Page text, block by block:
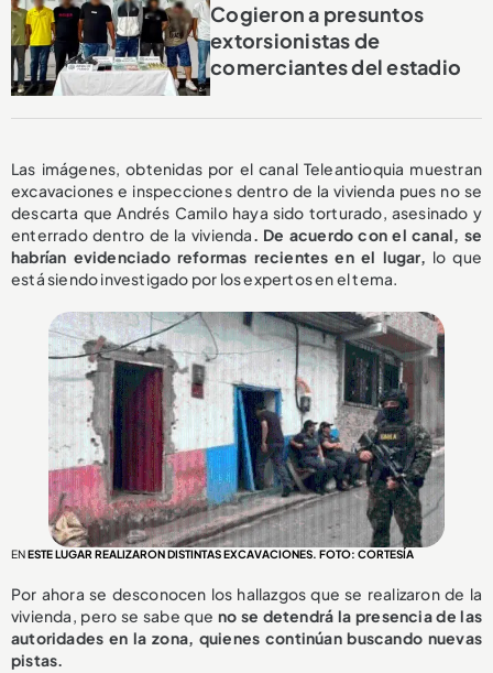
Cogieron a presuntos
extorsionistas de
comerciantes del estadio
Las imágenes, obtenidas por el canal Teleantioquia muestran
excavaciones e inspecciones dentro de la vivienda pues no se
descarta que Andrés Camilo haya sido torturado, asesinado y
enterrado dentro de la vivienda. De acuerdo con el canal, se
habrían evidenciado reformas recientes en el lugar, lo que
está siendo investigado por los expertos en el tema.
ENESTE LUGAR REALIZARON DISTINTAS EXCAVACIONES. FOTO: CORTESÍA
Por ahora se desconocen los hallazgos que se realizaron de la
vivienda, pero se sabe que no se detendrá la presencia de las
autoridades en la zona, quienes continúan buscando nuevas
pistas.